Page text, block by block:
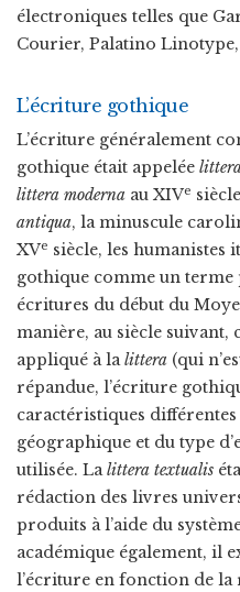
électroniques telles que
Courier, Palatino
L’écriture gothique
L’écriture généralement
gothique était appelée
littera moderna au XIVe
antiqua, la minuscule
XVe siècle, les humanistes
gothique comme un
écritures du début du
manière, au siècle suivant,
appliqué à lalittera (qui
répandue, l’écriture
caractéristiques
géographique et du type
utilisée. Lalittera textualis
rédaction des livres
produits à l’aide du
académique également, il
l’écriture en fonction de la